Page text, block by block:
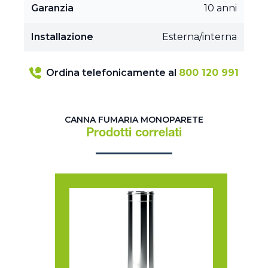
Garanzia 10 anni
Installazione Esterna/interna
Ordina telefonicamente al 800 120 991
CANNA FUMARIA MONOPARETE
Prodotti correlati